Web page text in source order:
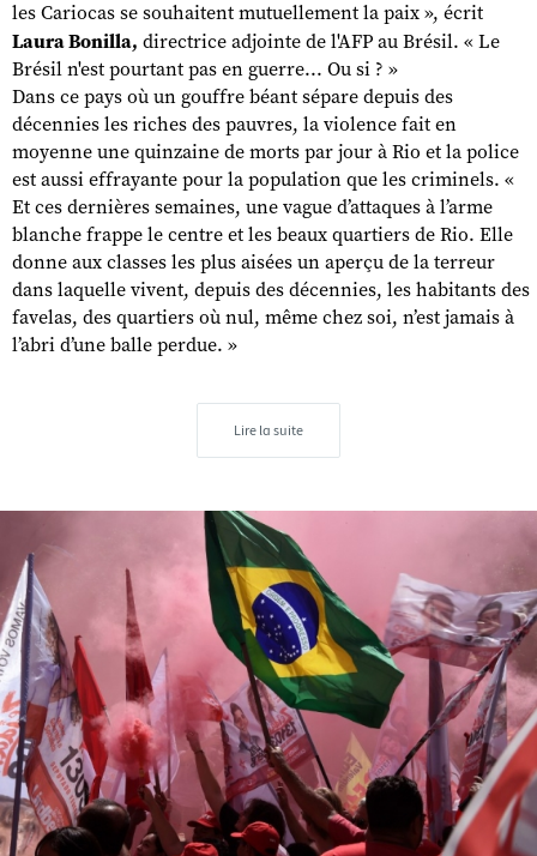
les Cariocas se souhaitent mutuellement la paix », écrit
Laura Bonilla, directrice adjointe de l'AFP au Brésil. « Le
Brésil n'est pourtant pas en guerre... Ou si ? »
Dans ce pays où un gouffre béant sépare depuis des
décennies les riches des pauvres, la violence fait en
moyenne une quinzaine de morts par jour à Rio et la police
est aussi effrayante pour la population que les criminels. «
Et ces dernières semaines, une vague d’attaques à l’arme
blanche frappe le centre et les beaux quartiers de Rio. Elle
donne aux classes les plus aisées un aperçu de la terreur
dans laquelle vivent, depuis des décennies, les habitants des
favelas, des quartiers où nul, même chez soi, n’est jamais à
l’abri d’une balle perdue. »
Lire la suite